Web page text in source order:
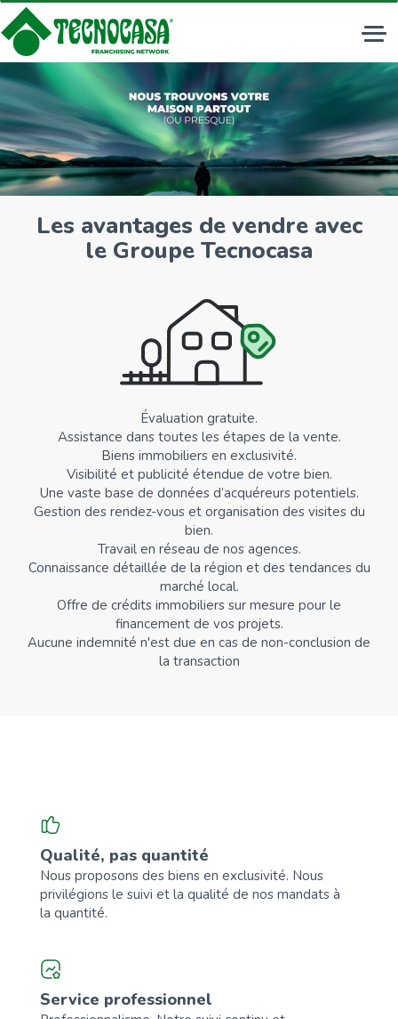
Les avantages de vendre avec
le Groupe Tecnocasa
Évaluation gratuite.
Assistance dans toutes les étapes de la vente.
Biens immobiliers en exclusivité.
Visibilité et publicité étendue de votre bien.
Une vaste base de données d’acquéreurs potentiels.
Gestion des rendez-vous et organisation des visites du
bien.
Travail en réseau de nos agences.
Connaissance détaillée de la région et des tendances du
marché local.
Offre de crédits immobiliers sur mesure pour le
financement de vos projets.
Aucune indemnité n'est due en cas de non-conclusion de
la transaction
Qualité, pas quantité
Nous proposons des biens en exclusivité. Nous
privilégions le suivi et la qualité de nos mandats à
la quantité.
Service professionnel